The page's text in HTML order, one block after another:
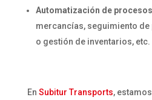
Automatización de procesos
mercancías, seguimiento de
o gestión de inventarios, etc.
En Subitur Transports,